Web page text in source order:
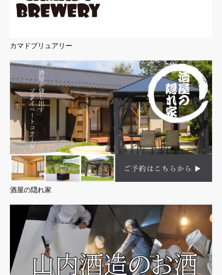
カマドブリュアリー
酒屋の隠れ家